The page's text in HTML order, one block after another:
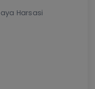
Harsasi